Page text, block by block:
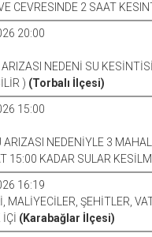
CEVRESINDE 2 SAAT
20:00
NEDENİ SU
) (Torbalı İlçesi)
15:00
NEDENİYLE 3
15:00 KADAR SULAR
16:19
MALİYECİLER, ŞEHİTLER,
İÇİ (Karabağlar İlçesi)